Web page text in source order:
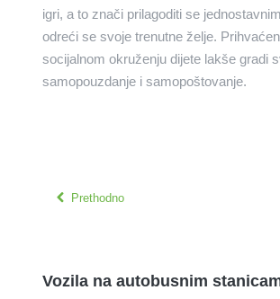
igri, a to znači prilagoditi se
odreći se svoje trenutne želje.
socijalnom okruženju dijete lakše gradi
samopouzdanje i samopoštovanje.
Prethodno
Vozila na autobusnim